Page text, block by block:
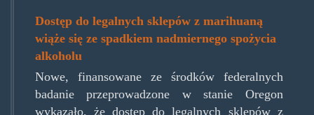
Dostęp do legalnych sklepów z marihuaną
wiąże się ze spadkiem nadmiernego spożycia
alkoholu
Nowe, finansowane ze środków federalnych
badanie przeprowadzone w stanie Oregon
wykazało, że dostęp do legalnych sklepów z